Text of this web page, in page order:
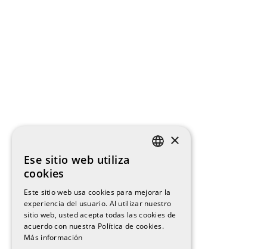
CATALAN
×
Ese sitio web utiliza
cookies
Este sitio web usa cookies para mejorar la
experiencia del usuario. Al utilizar nuestro
sitio web, usted acepta todas las cookies de
acuerdo con nuestra Política de cookies.
Más información